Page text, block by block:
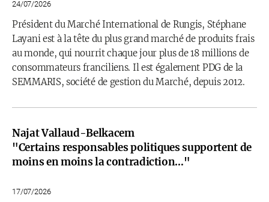
24/07/2026
Président du Marché International de Rungis, Stéphane
Layani est à la tête du plus grand marché de produits frais
au monde, qui nourrit chaque jour plus de 18 millions de
consommateurs franciliens. Il est également PDG de la
SEMMARIS, société de gestion du Marché, depuis 2012.
Najat Vallaud-Belkacem
"Certains responsables politiques supportent de
moins en moins la contradiction…"
17/07/2026